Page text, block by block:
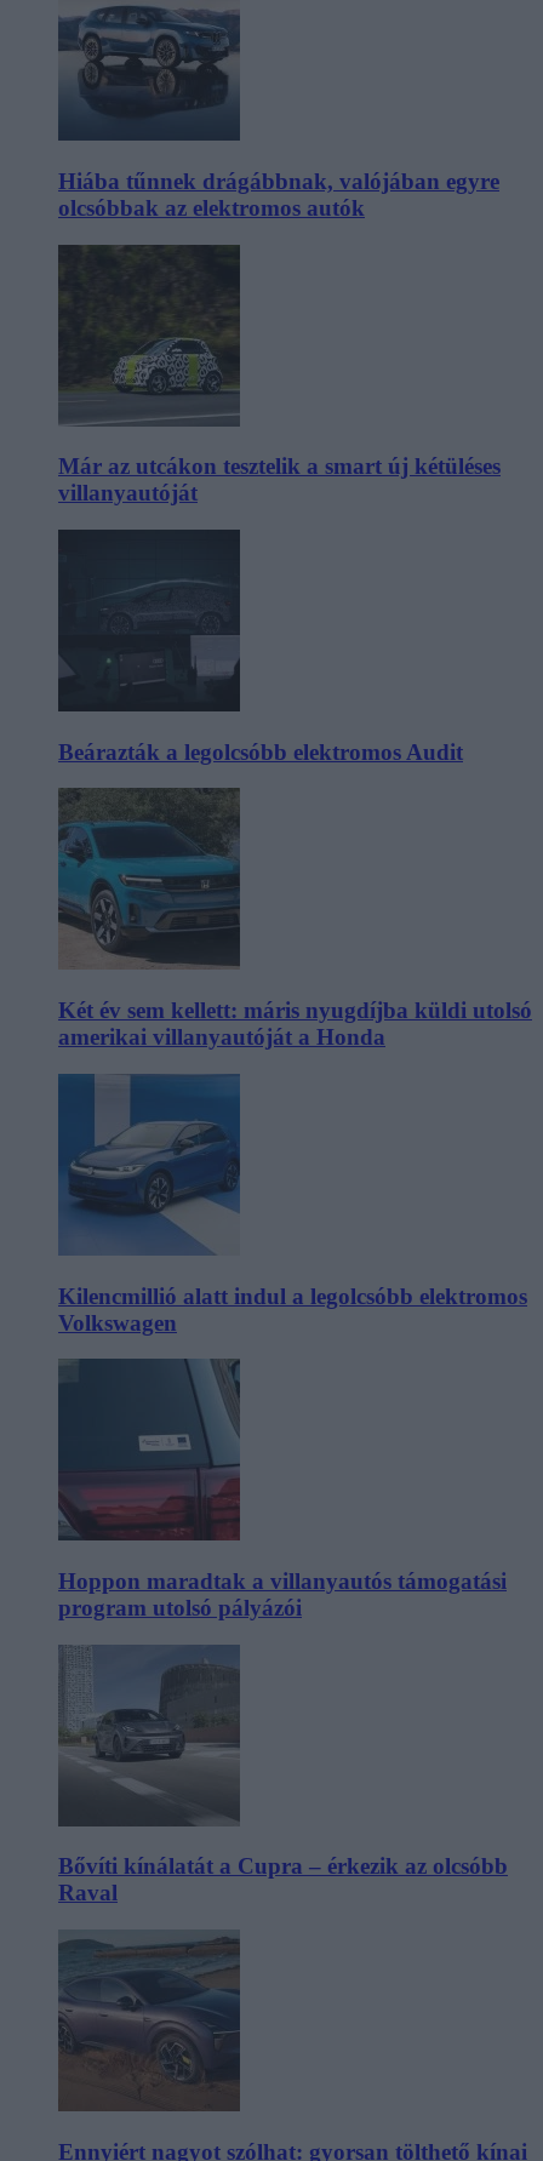
Hiába tűnnek drágábbnak, valójában egyre
olcsóbbak az elektromos autók
Már az utcákon tesztelik a smart új kétüléses
villanyautóját
Beárazták a legolcsóbb elektromos Audit
Két év sem kellett: máris nyugdíjba küldi utolsó
amerikai villanyautóját a Honda
Kilencmillió alatt indul a legolcsóbb elektromos
Volkswagen
Hoppon maradtak a villanyautós támogatási
program utolsó pályázói
Bővíti kínálatát a Cupra – érkezik az olcsóbb
Raval
Ennyiért nagyot szólhat: gyorsan tölthető kínai